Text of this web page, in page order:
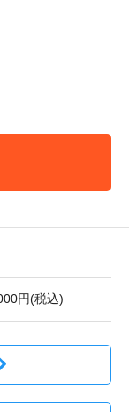
円(税込)